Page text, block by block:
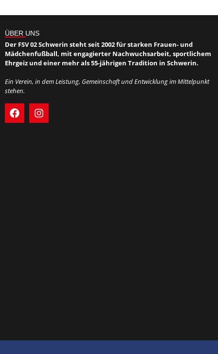
ÜBER UNS
Der FSV 02 Schwerin steht seit 2002 für starken Frauen- und
Mädchenfußball, mit engagierter Nachwuchsarbeit, sportlichem
Ehrgeiz und einer mehr als 55-jährigen Tradition in Schwerin.
Ein Verein, in dem Leistung, Gemeinschaft und Entwicklung im Mittelpunkt
stehen.